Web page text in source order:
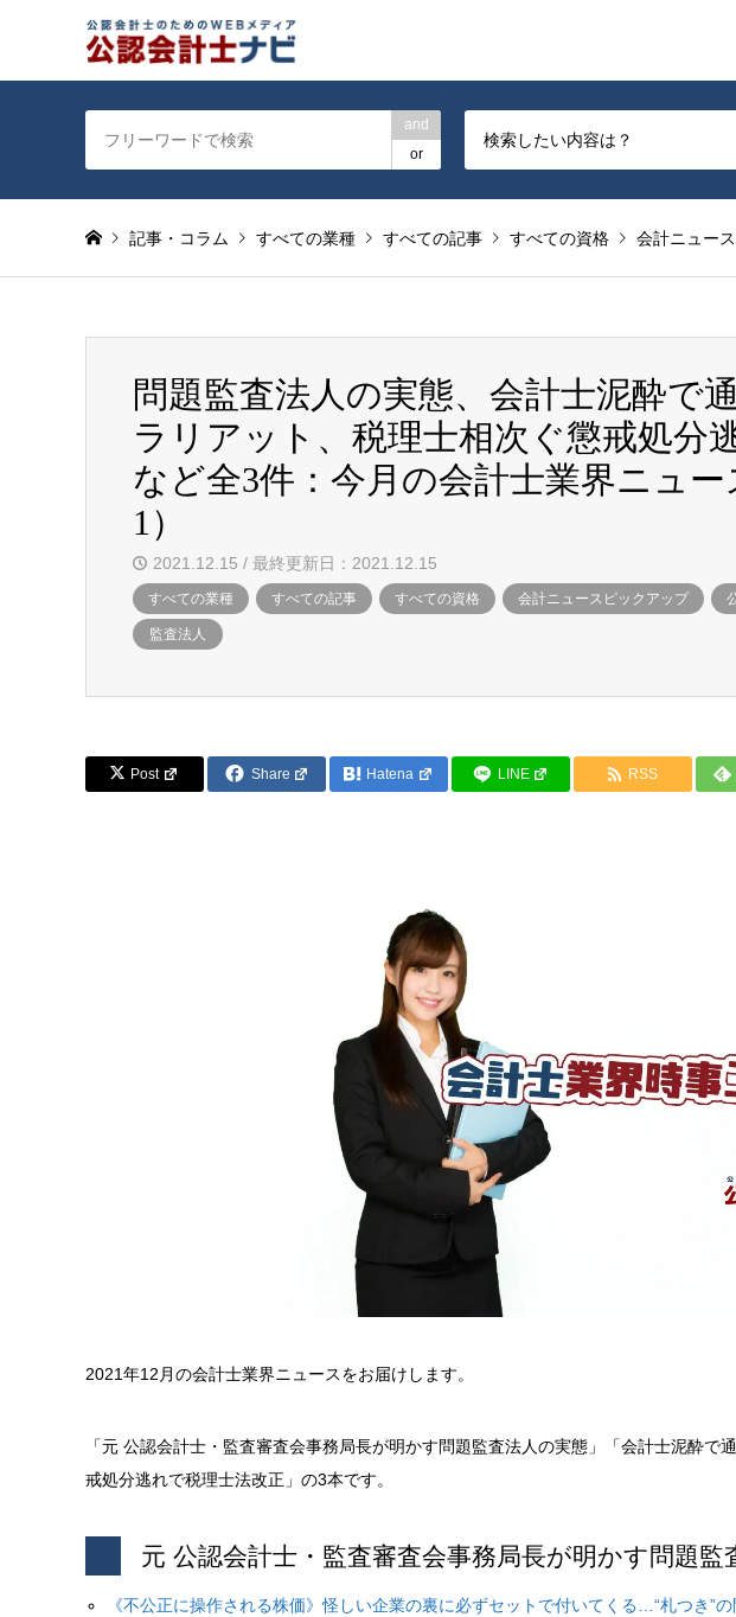
and
or
検索したい内容は？
記事・コラム すべての業種 すべての記事 すべての資格 会計ニュー
問題監査法人の実態、会計士泥酔で
ラリアット、税理士相次ぐ懲戒処分
など全3件：今月の会計士業界ニュー
1）
2021.12.15 / 最終更新日：2021.12.15
すべての業種 すべての記事 すべての資格 会計ニュースピックアップ
監査法人
Post Share Hatena LINE RSS
2021年12月の会計士業界ニュースをお届けします。
「元 公認会計士・監査審査会事務局長が明かす問題監査法人の実態」「会計士泥酔
戒処分逃れで税理士法改正」の3本です。
元 公認会計士・監査審査会事務局長が明かす問題監
《不公正に操作される株価》怪しい企業の裏に必ずセットで付いてくる…“札つき”